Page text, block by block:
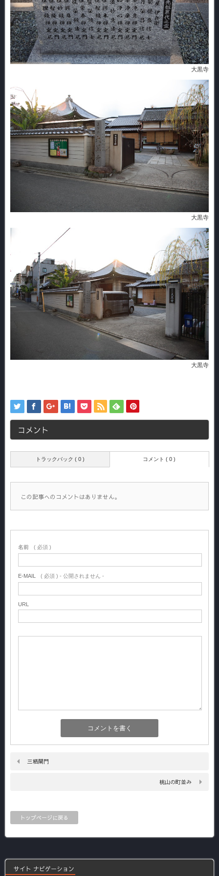
大黒寺
大黒寺
大黒寺
コメント
トラックバック ( 0 ) コメント ( 0 )
この記事へのコメントはありません。
名前 ( 必須 )
E-MAIL ( 必須 ) - 公開されません -
URL
三栖閘門
桃山の町並み
トップページに戻る
サイト ナビゲーション